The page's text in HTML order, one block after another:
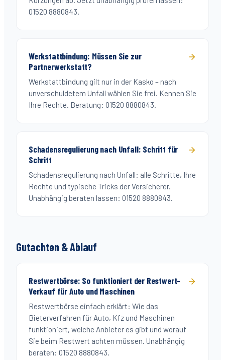
01520 8880843.
Werkstattbindung: Müssen Sie zur
Partnerwerkstatt?
Werkstattbindung gilt nur in der Kasko – nach
unverschuldetem Unfall wählen Sie frei. Kennen Sie
Ihre Rechte. Beratung: 01520 8880843.
Schadensregulierung nach Unfall: Schritt für
Schritt
Schadensregulierung nach Unfall: alle Schritte, Ihre
Rechte und typische Tricks der Versicherer.
Unabhängig beraten lassen: 01520 8880843.
Gutachten & Ablauf
Restwertbörse: So funktioniert der Restwert-
Verkauf für Auto und Maschinen
Restwertbörse einfach erklärt: Wie das
Bieterverfahren für Auto, Kfz und Maschinen
funktioniert, welche Anbieter es gibt und worauf
Sie beim Restwert achten müssen. Unabhängig
beraten: 01520 8880843.